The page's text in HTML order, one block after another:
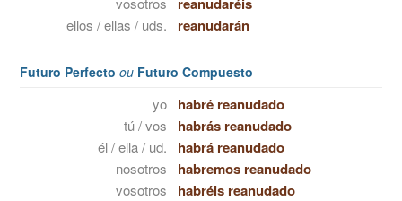
ellos / ellas / uds. reanudarán
Futuro Perfecto ou Futuro Compuesto
yo habré reanudado
tú / vos habrás reanudado
él / ella / ud. habrá reanudado
nosotros habremos reanudado
vosotros habréis reanudado